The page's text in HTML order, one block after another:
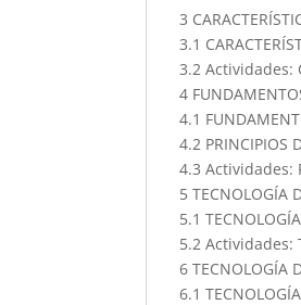
3
3.1
3.2 Actividades:
4
4.1
4.2 PRINCIPIOS
4.3 Actividades:
5 TECNOLOGÍA
5.1
5.2 Actividades:
6 TECNOLOGÍA
6.1